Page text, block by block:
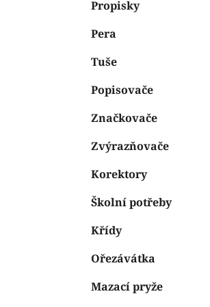
Propisky
Pera
Tuše
Popisovače
Značkovače
Zvýrazňovače
Korektory
Školní potřeby
Křídy
Ořezávátka
Mazací pryže